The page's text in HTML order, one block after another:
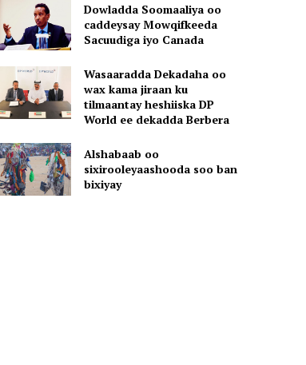
Dowladda Soomaaliya oo
caddeysay Mowqifkeeda
Sacuudiga iyo Canada
Wasaaradda Dekadaha oo
wax kama jiraan ku
tilmaantay heshiiska DP
World ee dekadda Berbera
Alshabaab oo
sixirooleyaashooda soo ban
bixiyay